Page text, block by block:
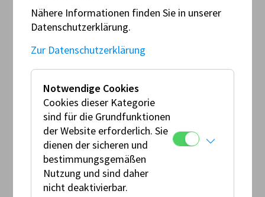
Aug
BERGRALLYE VOITSBERG-LOBMING
Veranstalter:
Jud Motorsport
Ansprechperson:
Werner Jud
Veranstaltungsort:
Voitsberg-Lobming
Nähere Informationen finden Sie in unserer
Datenschutzerklärung.
Zur Datenschutzerklärung
Notwendige Cookies
Cookies dieser Kategorie
sind für die Grundfunktionen
der Website erforderlich. Sie
dienen der sicheren und
bestimmungsgemäßen
Nutzung und sind daher
nicht deaktivierbar.